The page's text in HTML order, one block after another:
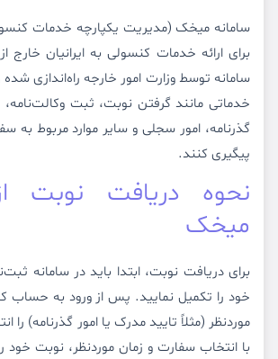
سامانه میخک (مدیریت یکپارچه خدمات
برای ارائه خدمات کنسولی به ایرانیان
سامانه توسط وزارت امور خارجه راه‌اندازی شده
خدماتی مانند گرفتن نوبت، ثبت وکالت‌نامه،
گذرنامه، امور سجلی و سایر موارد مربوط به
پیگیری کنند.
نحوه دریافت نوبت
میخک
برای دریافت نوبت، ابتدا باید در سامانه
خود را تکمیل نمایید. پس از ورود به حساب
موردنظر (مثلاً تایید مدرک یا امور گذرنامه)
با انتخاب سفارت و زمان موردنظر، نوبت خود